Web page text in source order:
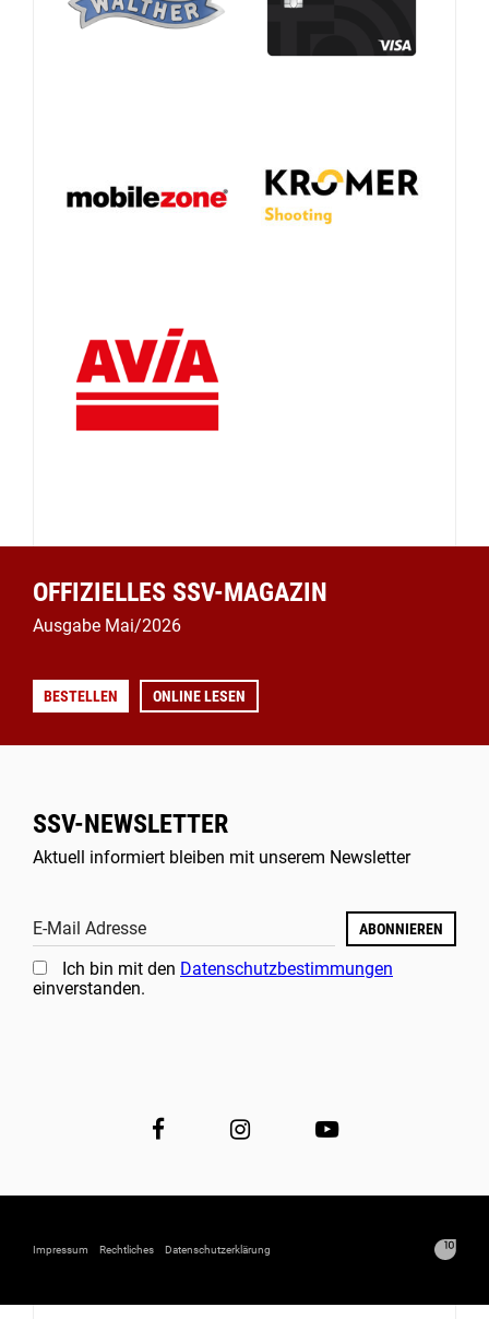
OFFIZIELLES SSV-MAGAZIN
Ausgabe Mai/2026
BESTELLEN ONLINE LESEN
SSV-NEWSLETTER
Aktuell informiert bleiben mit unserem Newsletter
E-Mail Adresse ABONNIEREN
Ich bin mit den Datenschutzbestimmungen
einverstanden.
Impressum Rechtliches Datenschutzerklärung